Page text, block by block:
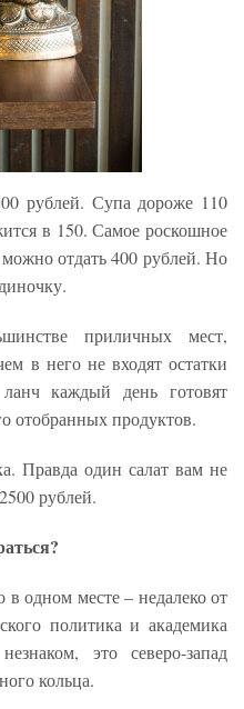
рублей. Супа дороже 110
в 150. Самое роскошное
отдать 400 рублей. Но
приличных мест,
в него не входят остатки
каждый день готовят
отобранных продуктов.
Правда один салат вам не
рублей.
в одном месте – недалеко от
политика и академика
это северо-запад
кольца.